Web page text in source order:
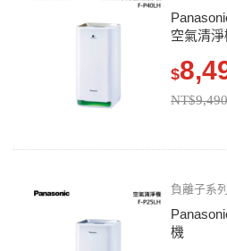
空氣清淨
$
NT$9,490
負離子系列
機